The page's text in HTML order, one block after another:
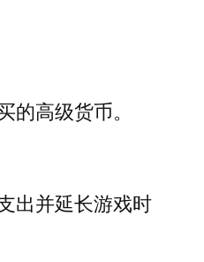
高级货币。
出并延长游戏时